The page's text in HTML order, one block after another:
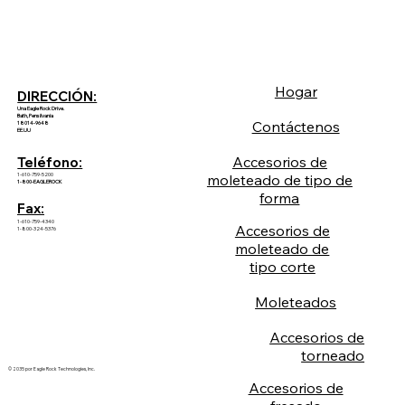
DIRECCIÓN:
Una Eagle Rock Drive.
Bath, Pensilvania
18014-9648
EE.UU
Teléfono:
1-610-759-5200
1-800-EAGLEROCK
Fax:
1-610-759-4340
1-800-324-5376
© 2035 por Eagle Rock Technologies, Inc.
Hogar
Contáctenos
Accesorios de
moleteado de tipo de
forma
Accesorios de
moleteado de
tipo corte
Moleteados
Accesorios de
torneado
Accesorios de